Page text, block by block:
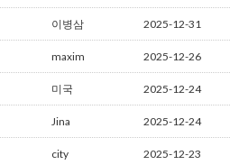
이병삼 2025-12-31
maxim 2025-12-26
미국 2025-12-24
Jina 2025-12-24
city 2025-12-23